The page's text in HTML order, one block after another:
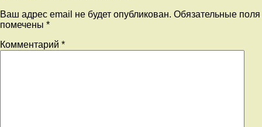
Ваш адрес email не будет опубликован. Обязательные поля
помечены *
Комментарий *